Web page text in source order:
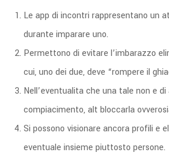
Le app di incontri rappresentano un
durante imparare uno.
Permettono di evitare l’imbarazzo
cui, uno dei due, deve “rompere il
Nell’eventualita che una tale non e
compiacimento, alt bloccarla
Si possono visionare ancora profili e
eventuale insieme piuttosto persone.